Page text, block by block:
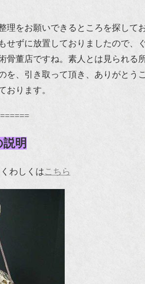
をお願いできるところを探して
せずに放置しておりましたので、
董店ですね。素人とは見られる
を、引き取って頂き、ありがとう
おります。
明
わしくはこちら